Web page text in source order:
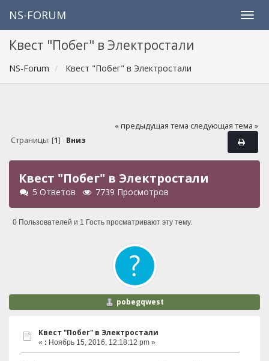
NS-FORUM
Квест "Побег" в Электростали
NS-Forum Квест "Побег" в Электростали
« предыдущая тема следующая тема »
Страницы: [1] Вниз
Квест "Побег" в Электростали
5 Ответов 7739 Просмотров
0 Пользователей и 1 Гость просматривают эту тему.
pobegqwest
Квест "Побег" в Электростали
« : Ноябрь 15, 2016, 12:18:12 pm »